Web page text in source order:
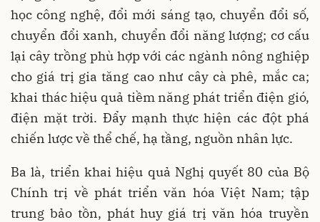
học công nghệ, đổi mới sáng tạo, chuyển đổi số,
chuyển đổi xanh, chuyển đổi năng lượng; cơ cấu
lại cây trồng phù hợp với các ngành nông nghiệp
cho giá trị gia tăng cao như cây cà phê, mắc ca;
khai thác hiệu quả tiềm năng phát triển điện gió,
điện mặt trời. Đẩy mạnh thực hiện các đột phá
chiến lược về thể chế, hạ tầng, nguồn nhân lực.
Ba là, triển khai hiệu quả Nghị quyết 80 của Bộ
Chính trị về phát triển văn hóa Việt Nam; tập
trung bảo tồn, phát huy giá trị văn hóa truyền